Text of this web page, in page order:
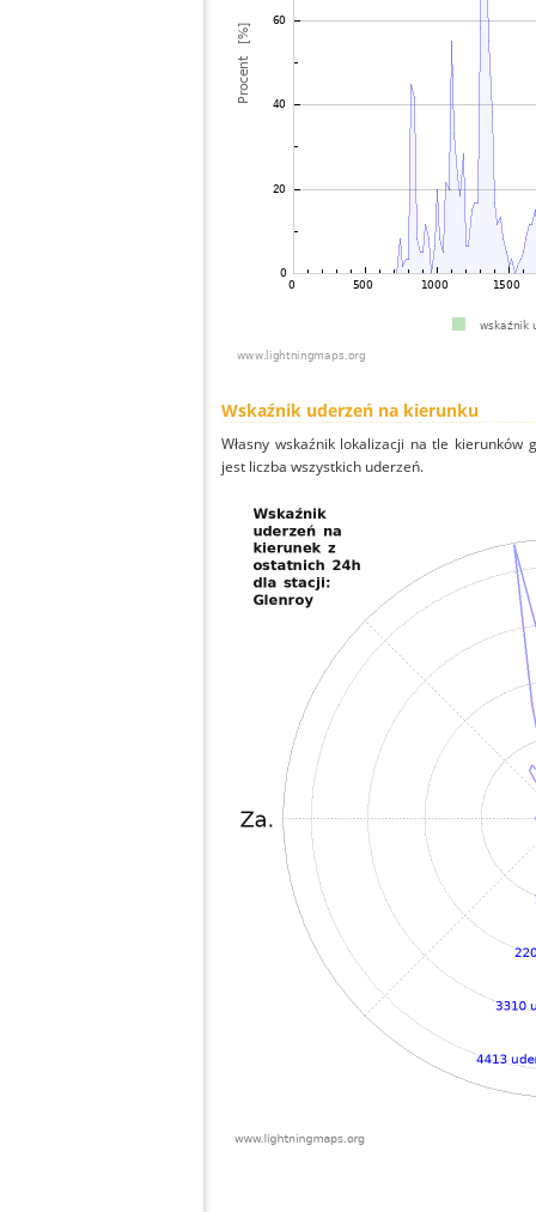
Wskaźnik uderzeń na kierunku
Własny wskaźnik lokalizacji na tle
jest liczba wszystkich uderzeń.